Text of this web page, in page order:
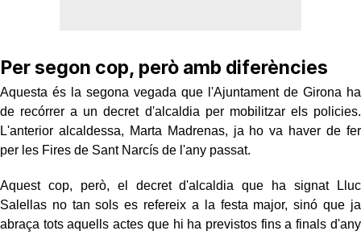
Per segon cop, però amb diferències
Aquesta és la segona vegada que l'Ajuntament de Girona ha
de recórrer a un decret d'alcaldia per mobilitzar els policies.
L'anterior alcaldessa, Marta Madrenas, ja ho va haver de fer
per les Fires de Sant Narcís de l'any passat.
Aquest cop, però, el decret d'alcaldia que ha signat Lluc
Salellas no tan sols es refereix a la festa major, sinó que ja
abraça tots aquells actes que hi ha previstos fins a finals d'any